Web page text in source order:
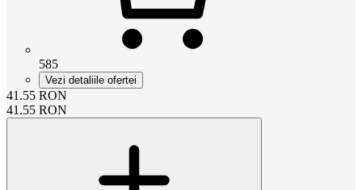
585
Vezi detaliile ofertei
41.55 RON
41.55 RON